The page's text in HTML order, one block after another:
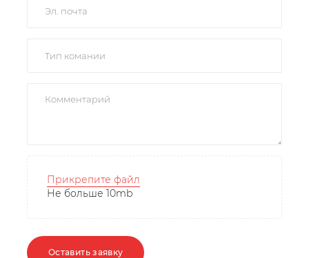
Прикрепите файл
Не больше 10mb
Оставить заявку